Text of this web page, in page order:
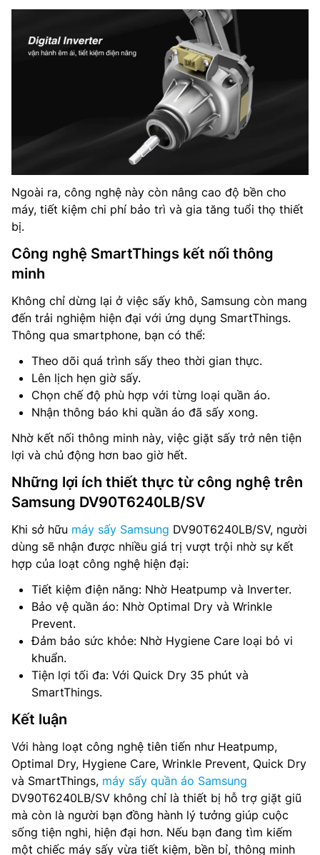
Ngoài ra, công nghệ này còn nâng cao độ bền cho
máy, tiết kiệm chi phí bảo trì và gia tăng tuổi thọ thiết
bị.
Công nghệ SmartThings kết nối thông
minh
Không chỉ dừng lại ở việc sấy khô, Samsung còn mang
đến trải nghiệm hiện đại với ứng dụng SmartThings.
Thông qua smartphone, bạn có thể:
Theo dõi quá trình sấy theo thời gian thực.
Lên lịch hẹn giờ sấy.
Chọn chế độ phù hợp với từng loại quần áo.
Nhận thông báo khi quần áo đã sấy xong.
Nhờ kết nối thông minh này, việc giặt sấy trở nên tiện
lợi và chủ động hơn bao giờ hết.
Những lợi ích thiết thực từ công nghệ trên
Samsung DV90T6240LB/SV
Khi sở hữu máy sấy Samsung DV90T6240LB/SV, người
dùng sẽ nhận được nhiều giá trị vượt trội nhờ sự kết
hợp của loạt công nghệ hiện đại:
Tiết kiệm điện năng: Nhờ Heatpump và Inverter.
Bảo vệ quần áo: Nhờ Optimal Dry và Wrinkle
Prevent.
Đảm bảo sức khỏe: Nhờ Hygiene Care loại bỏ vi
khuẩn.
Tiện lợi tối đa: Với Quick Dry 35 phút và
SmartThings.
Kết luận
Với hàng loạt công nghệ tiên tiến như Heatpump,
Optimal Dry, Hygiene Care, Wrinkle Prevent, Quick Dry
và SmartThings, máy sấy quần áo Samsung
DV90T6240LB/SV không chỉ là thiết bị hỗ trợ giặt giũ
mà còn là người bạn đồng hành lý tưởng giúp cuộc
sống tiện nghi, hiện đại hơn. Nếu bạn đang tìm kiếm
một chiếc máy sấy vừa tiết kiệm, bền bỉ, thông minh